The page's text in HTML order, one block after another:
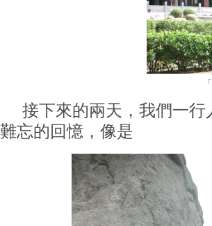
接下來的兩天，我們一
難忘的回憶，像是